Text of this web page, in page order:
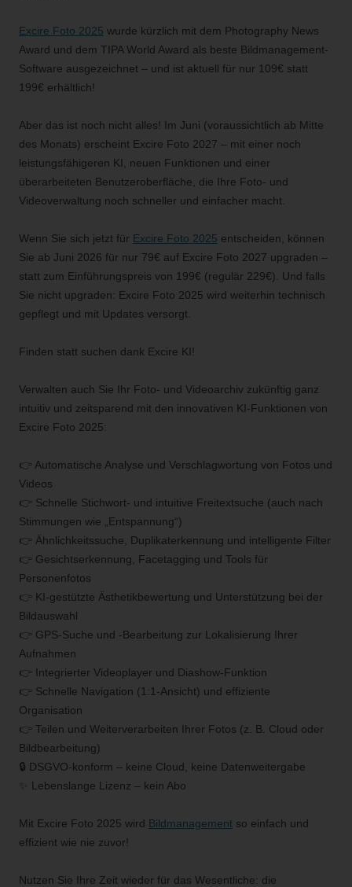
Excire Foto 2025 wurde kürzlich mit dem Photography News
Award und dem TIPA World Award als beste Bildmanagement-
Software ausgezeichnet – und ist aktuell für nur 109€ statt
199€ erhältlich!
Aber das ist noch nicht alles! Im Juni (voraussichtlich ab Mitte
des Monats) erscheint Excire Foto 2027 – mit einer noch
leistungsfähigeren KI, neuen Funktionen und einer
überarbeiteten Benutzeroberfläche, die Ihre Foto- und
Videoverwaltung noch schneller und einfacher macht.
Wenn Sie sich jetzt für Excire Foto 2025 entscheiden, können
Sie ab Juni 2026 für nur 79€ auf Excire Foto 2027 upgraden –
statt zum Einführungspreis von 199€ (regulär 229€). Und falls
Sie nicht upgraden: Excire Foto 2025 wird weiterhin technisch
gepflegt und mit Updates versorgt.
Finden statt suchen dank Excire KI!
Verwalten auch Sie Ihr Foto- und Videoarchiv zukünftig ganz
intuitiv und zeitsparend mit den innovativen KI-Funktionen von
Excire Foto 2025:
👉 Automatische Analyse und Verschlagwortung von Fotos und
Videos
👉 Schnelle Stichwort- und intuitive Freitextsuche (auch nach
Stimmungen wie „Entspannung“)
👉 Ähnlichkeitssuche, Duplikaterkennung und intelligente Filter
👉 Gesichtserkennung, Facetagging und Tools für
Personenfotos
👉 KI-gestützte Ästhetikbewertung und Unterstützung bei der
Bildauswahl
👉 GPS-Suche und -Bearbeitung zur Lokalisierung Ihrer
Aufnahmen
👉 Integrierter Videoplayer und Diashow-Funktion
👉 Schnelle Navigation (1:1-Ansicht) und effiziente
Organisation
👉 Teilen und Weiterverarbeiten Ihrer Fotos (z. B. Cloud oder
Bildbearbeitung)
🔒 DSGVO-konform – keine Cloud, keine Datenweitergabe
✨ Lebenslange Lizenz – kein Abo
Mit Excire Foto 2025 wird Bildmanagement so einfach und
effizient wie nie zuvor!
Nutzen Sie Ihre Zeit wieder für das Wesentliche: die